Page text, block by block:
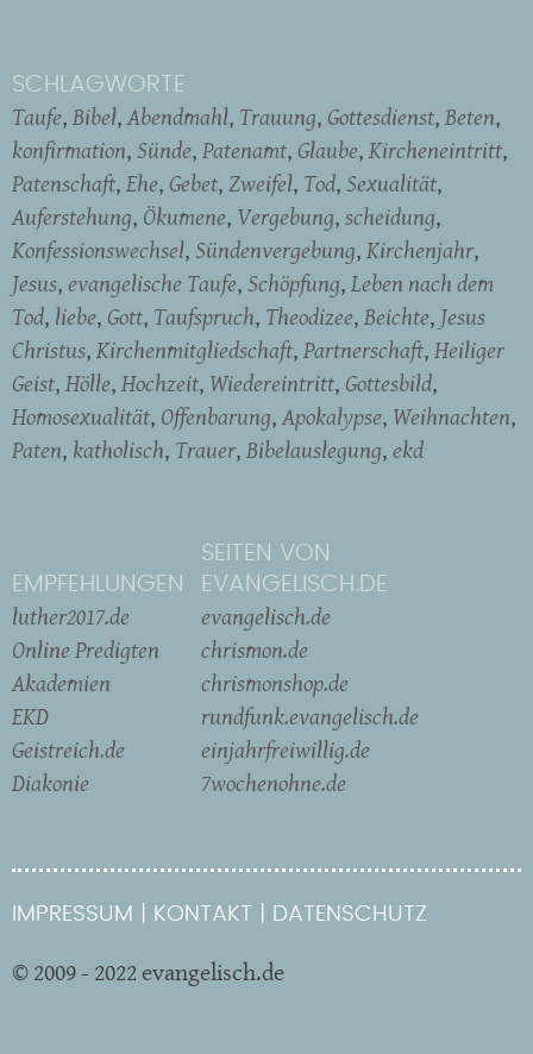
SCHLAGWORTE
Taufe Bibel Abendmahl Trauung Gottesdienst Beten
konfirmation Sünde Patenamt Glaube Kircheneintritt
Patenschaft Ehe Gebet Zweifel Tod Sexualität
Auferstehung Ökumene Vergebung scheidung
Konfessionswechsel Sündenvergebung Kirchenjahr
Jesus evangelische Taufe Schöpfung Leben nach dem
Tod liebe Gott Taufspruch Theodizee Beichte Jesus
Christus Kirchenmitgliedschaft Partnerschaft Heiliger
Geist Hölle Hochzeit Wiedereintritt Gottesbild
Homosexualität Offenbarung Apokalypse Weihnachten
Paten katholisch Trauer Bibelauslegung ekd
EMPFEHLUNGEN
luther2017.de
Online Predigten
Akademien
EKD
Geistreich.de
Diakonie
SEITEN VON
EVANGELISCH.DE
evangelisch.de
chrismon.de
chrismonshop.de
rundfunk.evangelisch.de
einjahrfreiwillig.de
7wochenohne.de
IMPRESSUM KONTAKT DATENSCHUTZ
© 2009 - 2022 evangelisch.de